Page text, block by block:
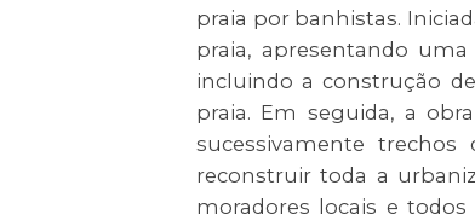
praia por banhistas.
praia, apresentando
incluindo a construção
praia. Em seguida, a
sucessivamente
reconstruir toda a
moradores locais e